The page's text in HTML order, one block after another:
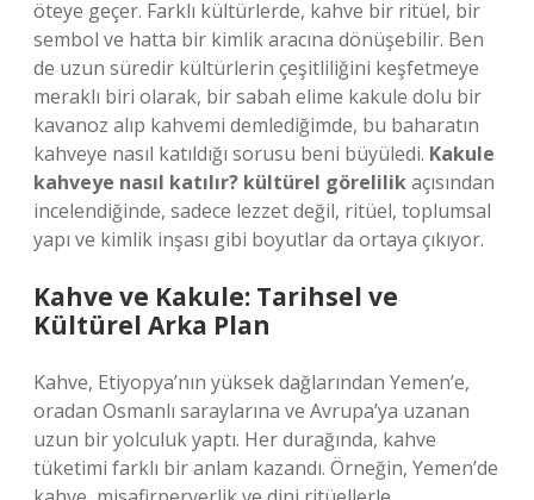
öteye geçer. Farklı kültürlerde, kahve bir ritüel, bir
sembol ve hatta bir kimlik aracına dönüşebilir. Ben
de uzun süredir kültürlerin çeşitliliğini keşfetmeye
meraklı biri olarak, bir sabah elime kakule dolu bir
kavanoz alıp kahvemi demlediğimde, bu baharatın
kahveye nasıl katıldığı sorusu beni büyüledi. Kakule
kahveye nasıl katılır? kültürel görelilikaçısından
incelendiğinde, sadece lezzet değil, ritüel, toplumsal
yapı ve kimlik inşası gibi boyutlar da ortaya çıkıyor.
Kahve ve Kakule: Tarihsel ve
Kültürel Arka Plan
Kahve, Etiyopya’nın yüksek dağlarından Yemen’e,
oradan Osmanlı saraylarına ve Avrupa’ya uzanan
uzun bir yolculuk yaptı. Her durağında, kahve
tüketimi farklı bir anlam kazandı. Örneğin, Yemen’de